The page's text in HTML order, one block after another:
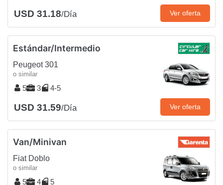
USD 31.18/Día Ver oferta
Estándar/Intermedio
Peugeot 301
o similar
5 3 4-5
USD 31.59/Día Ver oferta
Van/Minivan
Fiat Doblo
o similar
5 4 5